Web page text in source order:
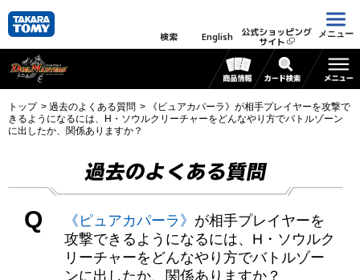
検索 English 公式ショッピング
サイト
メニュー
トップ 過去のよくある質問
《ピュアカパーラ》が相手プレイヤーを攻撃で
きるようになるには、H・ソウルクリーチャーをどんなやり方でバトルゾーン
に出したか、関係ありますか？
過去のよくある質問
Q 《ピュアカパーラ》 が相手プレイヤーを
攻撃できるようになるには、H・ソウルク
リーチャーをどんなやり方でバトルゾー
ンに出したか、関係ありますか？